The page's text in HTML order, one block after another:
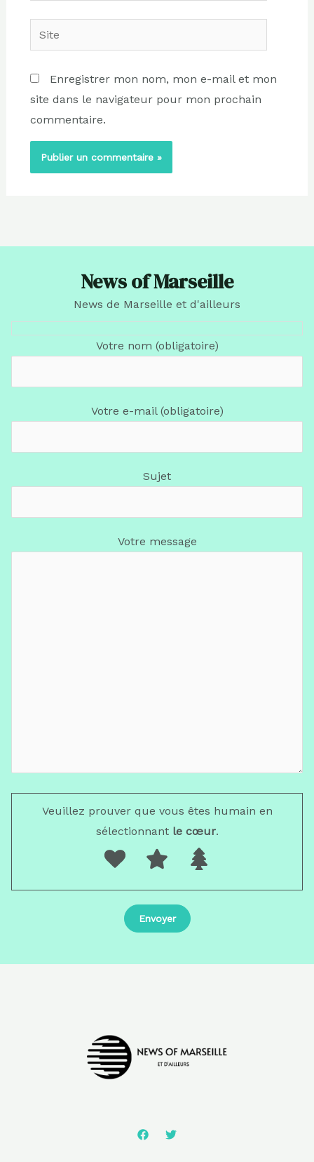
Site
Enregistrer mon nom, mon e-mail et mon
site dans le navigateur pour mon prochain
commentaire.
News of Marseille
News de Marseille et d'ailleurs
Votre nom (obligatoire)
Votre e-mail (obligatoire)
Sujet
Votre message
Veuillez prouver que vous êtes humain en
sélectionnantle cœur.